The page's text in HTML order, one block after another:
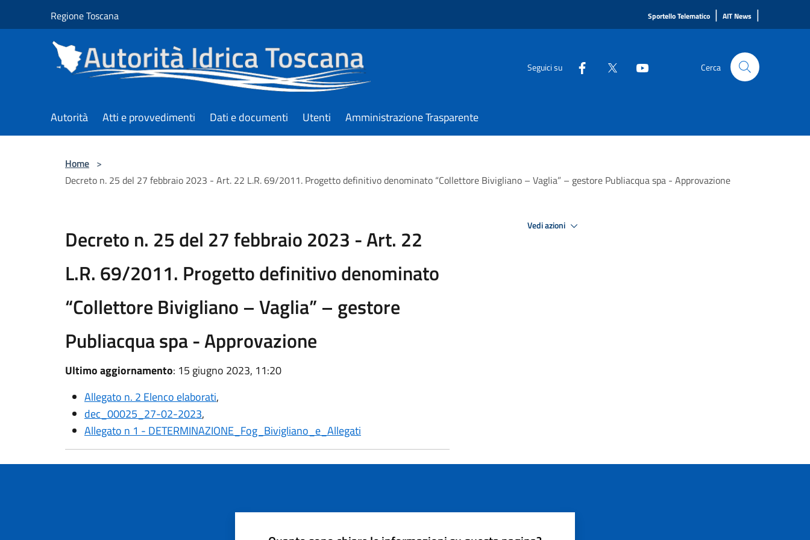
Regione Toscana Sportello Telematico | AIT News |
Seguici su Cerca
Autorità Atti e provvedimenti Dati e documenti Utenti Amministrazione Trasparente
Home >
Decreto n. 25 del 27 febbraio 2023 - Art. 22 L.R. 69/2011. Progetto definitivo denominato “Collettore Bivigliano – Vaglia” – gestore Publiacqua spa - Approvazione
Decreto n. 25 del 27 febbraio 2023 - Art. 22
L.R. 69/2011. Progetto definitivo denominato
“Collettore Bivigliano – Vaglia” – gestore
Publiacqua spa - Approvazione
Ultimo aggiornamento: 15 giugno 2023, 11:20
Allegato n. 2 Elenco elaborati,
dec_00025_27-02-2023,
Allegato n 1 - DETERMINAZIONE_Fog_Bivigliano_e_Allegati
Vedi azioni